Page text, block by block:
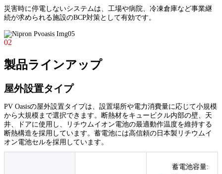
災害時に停電しないシステムは、工場や病院、冷凍倉庫など事業継
続が求められる施設のBCP対策として有効です。
02
製品ラインアップ
屋外設置タイプ
PV Oasisの屋外設置タイプは、設置場所や電力消費量に応じて小規模
から大規模まで選択できます。断熱材をキュービクル内部の壁、天
井、ドアに使用し、リチウムイオン電池の最適動作温度を維持する
断熱構造を採用しています。蓄電池には高信頼の日本製リチウムイ
オン電池セルを採用しています。
蓄電池容量: